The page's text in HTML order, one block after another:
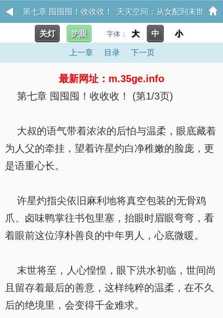
第七章 囤囤囤！收收收！ 天灾空间：从女配到末世
主宰
关灯 护眼 字体： 大 中 小
上一章 目录 下一页
最新网址：m.35ge.info
第七章 囤囤囤！收收收！ (第1/3页)
大叔的语气带着浓浓的后怕与温柔，眼底藏着
为人父的牵挂，望着许星灼白净稚嫩的脸庞，更
是语重心长。
许星灼指尖依旧麻利地将真空包装的无骨鸡
爪、卤味鸭掌往书包里塞，抬眼时眉眼弯弯，看
着眼前这位淳朴善良的中年男人，心底微暖。
末世将至，人心惶惶，眼下洪水初临，世间尚
且留存着最后的善意，这样纯粹的温柔，在不久
后的绝境里，会变得千金难求。